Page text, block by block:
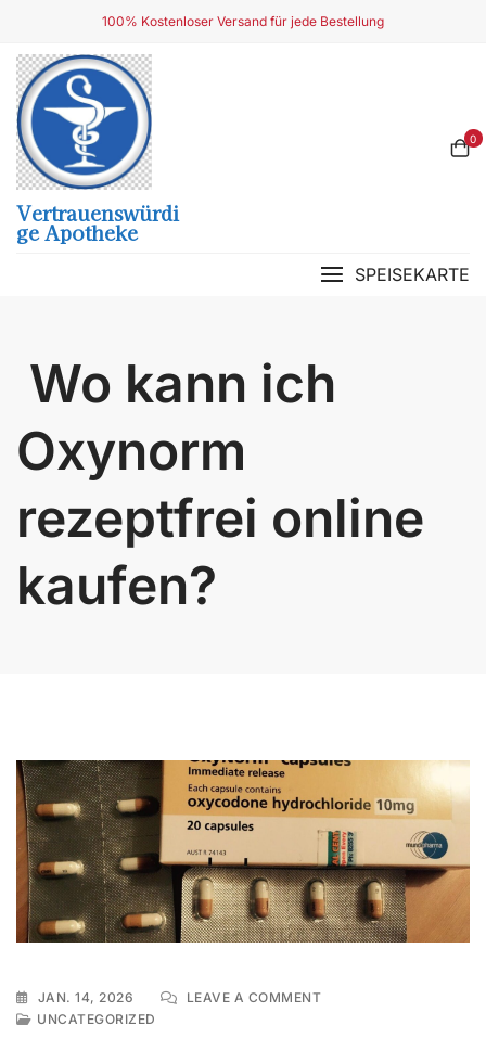
content
100% Kostenloser Versand für jede Bestellung
Vertrauenswürdi
Ge Apotheke
0
SPEISEKARTE
Wo kann ich
Oxynorm
rezeptfrei online
kaufen?
JAN. 14, 2026 LEAVE A COMMENTON
UNCATEGORIZED